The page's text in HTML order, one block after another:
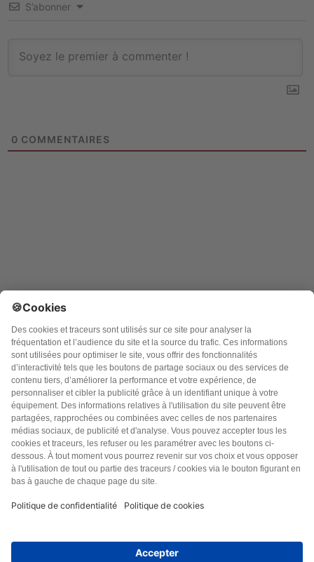
S’abonner
0 COMMENTAIRES
Argo Editions SA
3 rue du golf, Parc Innolin
33700 MERIGNAC CEDEX
Des questions ?
N’hésitez pas ànous contacter